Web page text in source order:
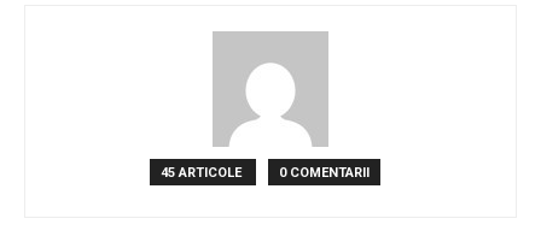
45 ARTICOLE 0 COMENTARII